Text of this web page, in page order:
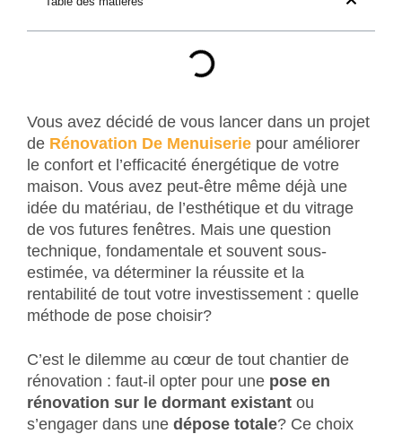
Vous avez décidé de vous lancer dans un projet
de Rénovation De Menuiserie pour améliorer
le confort et l’efficacité énergétique de votre
maison. Vous avez peut-être même déjà une
idée du matériau, de l’esthétique et du vitrage
de vos futures fenêtres. Mais une question
technique, fondamentale et souvent sous-
estimée, va déterminer la réussite et la
rentabilité de tout votre investissement : quelle
méthode de pose choisir?
C’est le dilemme au cœur de tout chantier de
rénovation : faut-il opter pour une pose en
rénovation sur le dormant existant ou
s’engager dans une dépose totale? Ce choix